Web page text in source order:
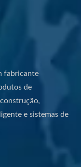
fabricante
de
e sistemas de